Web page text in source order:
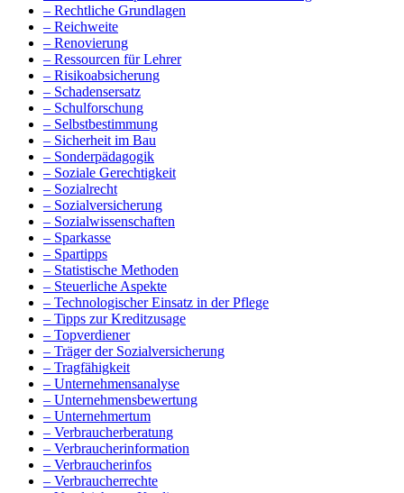
– Rechtliche Grundlagen
– Reichweite
– Renovierung
– Ressourcen für Lehrer
– Risikoabsicherung
– Schadensersatz
– Schulforschung
– Selbstbestimmung
– Sicherheit im Bau
– Sonderpädagogik
– Soziale Gerechtigkeit
– Sozialrecht
– Sozialversicherung
– Sozialwissenschaften
– Sparkasse
– Spartipps
– Statistische Methoden
– Steuerliche Aspekte
– Technologischer Einsatz in der Pflege
– Tipps zur Kreditzusage
– Topverdiener
– Träger der Sozialversicherung
– Tragfähigkeit
– Unternehmensanalyse
– Unternehmensbewertung
– Unternehmertum
– Verbraucherberatung
– Verbraucherinformation
– Verbraucherinfos
– Verbraucherrechte